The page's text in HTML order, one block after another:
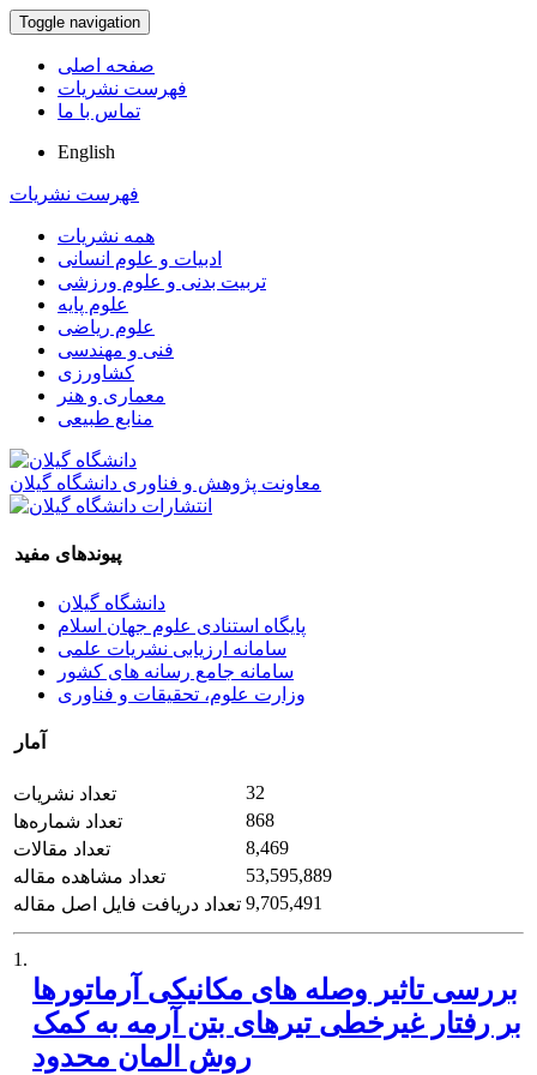
Toggle navigation
صفحه اصلی
فهرست نشریات
تماس با ما
English
فهرست نشریات
همه نشریات
ادبیات و علوم انسانی
تربیت بدنی و علوم ورزشی
علوم پایه
علوم ریاضی
فنی و مهندسی
کشاورزی
معماری و هنر
منابع طبیعی
معاونت پژوهش و فناوری دانشگاه گیلان
پیوندهای مفید
دانشگاه گیلان
پایگاه استنادی علوم جهان اسلام
سامانه ارزیابی نشریات علمی
سامانه جامع رسانه های کشور
وزارت علوم، تحقیقات و فناوری
آمار
تعداد نشریات
32
تعداد شماره‌ها
868
تعداد مقالات
8,469
تعداد مشاهده مقاله
53,595,889
تعداد دریافت فایل اصل مقاله 9,705,491
1.
بررسی تاثیر وصله های مکانیکی آرماتورها
بر رفتار غیرخطی تیرهای بتن آرمه به کمک
روش المان محدود